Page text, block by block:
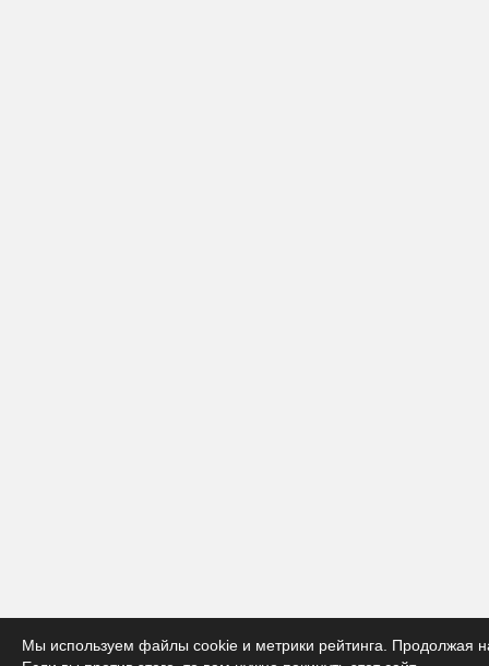
Мы используем файлы cookie и метрики рейтинга. Продолжая